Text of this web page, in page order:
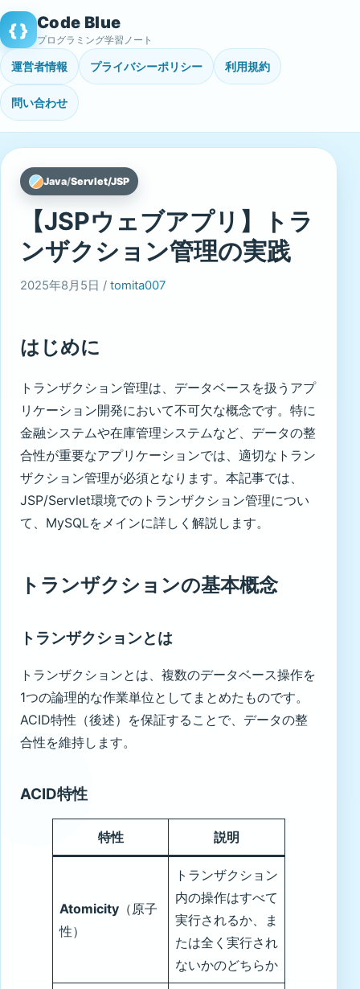
Skip
to
content
{ } Code Blue
プログラミング学習ノート
運営者情報 プライバシーポリシー 利用規約
問い合わせ
Java/Servlet/JSP
【JSPウェブアプリ】トラ
ンザクション管理の実践
2025年8月5日 / tomita007
はじめに
トランザクション管理は、データベースを扱うアプ
リケーション開発において不可欠な概念です。特に
金融システムや在庫管理システムなど、データの整
合性が重要なアプリケーションでは、適切なトラン
ザクション管理が必須となります。本記事では、
JSP/Servlet環境でのトランザクション管理につい
て、MySQLをメインに詳しく解説します。
トランザクションの基本概念
トランザクションとは
トランザクションとは、複数のデータベース操作を
1つの論理的な作業単位としてまとめたものです。
ACID特性（後述）を保証することで、データの整
合性を維持します。
ACID特性
特性 説明
Atomicity （原子
性）
トランザクション
内の操作はすべて
実行されるか、ま
たは全く実行され
ないかのどちらか